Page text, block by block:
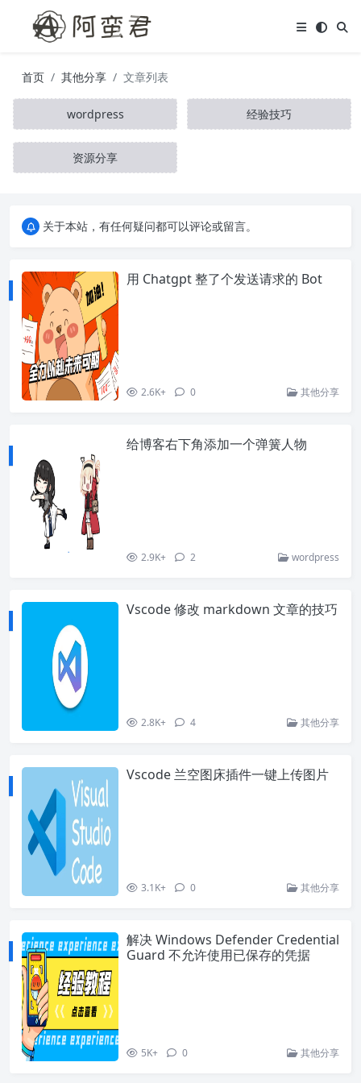
首页 其他分享 文章列表
wordpress 经验技巧
资源分享
关于本站，有任何疑问都可以评论或留言。
用 Chatgpt 整了个发送请求的 Bot
2.6K+ 0 其他分享
给博客右下角添加一个弹簧人物
2.9K+ 2 wordpress
Vscode 修改 markdown 文章的技巧
2.8K+ 4 其他分享
Vscode 兰空图床插件一键上传图片
3.1K+ 0 其他分享
解决 Windows Defender Credential
Guard 不允许使用已保存的凭据
5K+ 0 其他分享